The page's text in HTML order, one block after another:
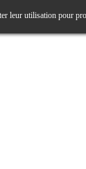
leur utilisation pour